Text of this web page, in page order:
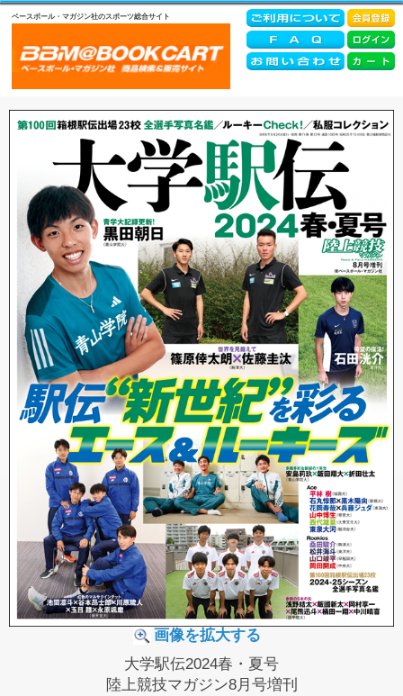
ベースボール・マガジン社のスポーツ総合サイト
画像を拡大する
大学駅伝2024春・夏号
陸上競技マガジン8月号増刊